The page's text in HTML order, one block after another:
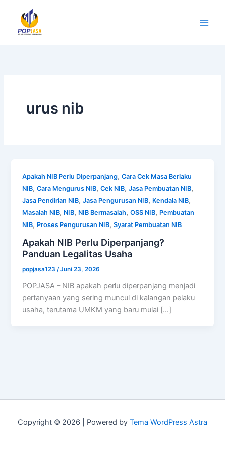
konten
urus nib
Apakah NIB Perlu Diperpanjang,Cara Cek Masa Berlaku
NIB,Cara Mengurus NIB,Cek NIB,Jasa Pembuatan NIB,
Jasa Pendirian NIB,Jasa Pengurusan NIB, Kendala NIB,
Masalah NIB, NIB, NIB Bermasalah,OSS NIB, Pembuatan
NIB, Proses Pengurusan NIB,Syarat Pembuatan NIB
Apakah NIB Perlu Diperpanjang?
Panduan Legalitas Usaha
popjasa123 /Juni 23, 2026
POPJASA – NIB apakah perlu diperpanjang menjadi
pertanyaan yang sering muncul di kalangan pelaku
usaha, terutama UMKM yang baru mulai […]
Copyright © 2026 | Powered by Tema WordPress Astra